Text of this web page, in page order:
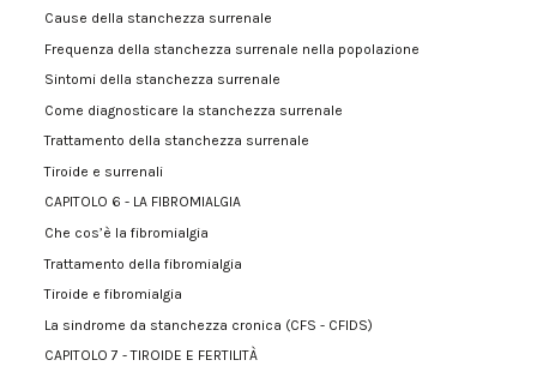
Cause della stanchezza surrenale
Frequenza della stanchezza surrenale nella popolazione
Sintomi della stanchezza surrenale
Come diagnosticare la stanchezza surrenale
Trattamento della stanchezza surrenale
Tiroide e surrenali
CAPITOLO 6 - LA FIBROMIALGIA
Che cos’è la fibromialgia
Trattamento della fibromialgia
Tiroide e fibromialgia
La sindrome da stanchezza cronica (CFS - CFIDS)
CAPITOLO 7 - TIROIDE E FERTILITÀ